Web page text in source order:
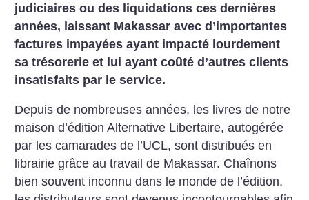
judiciaires ou des liquidations ces dernières
années, laissant Makassar avec d’importantes
factures impayées ayant impacté lourdement
sa trésorerie et lui ayant coûté d’autres clients
insatisfaits par le service.
Depuis de nombreuses années, les livres de notre
maison d’édition Alternative Libertaire, autogérée
par les camarades de l’UCL, sont distribués en
librairie grâce au travail de Makassar. Chaînons
bien souvent inconnu dans le monde de l’édition,